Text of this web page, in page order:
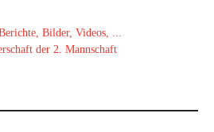
Bilder, Videos, ...
der 2. Mannschaft